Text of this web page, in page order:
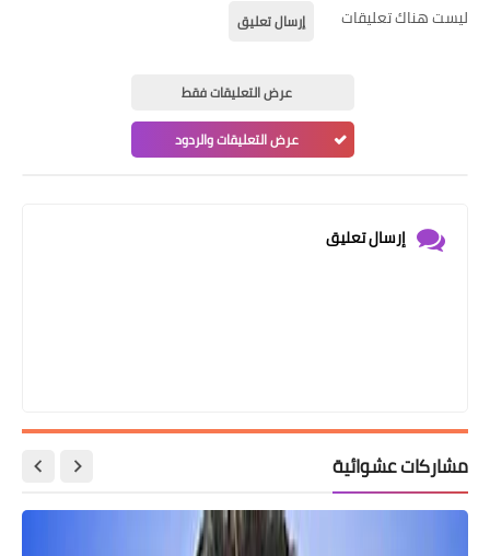
ليست هناك تعليقات إرسال تعليق
عرض التعليقات فقط
عرض التعليقات والردود
إرسال تعليق
مشاركات عشوائية